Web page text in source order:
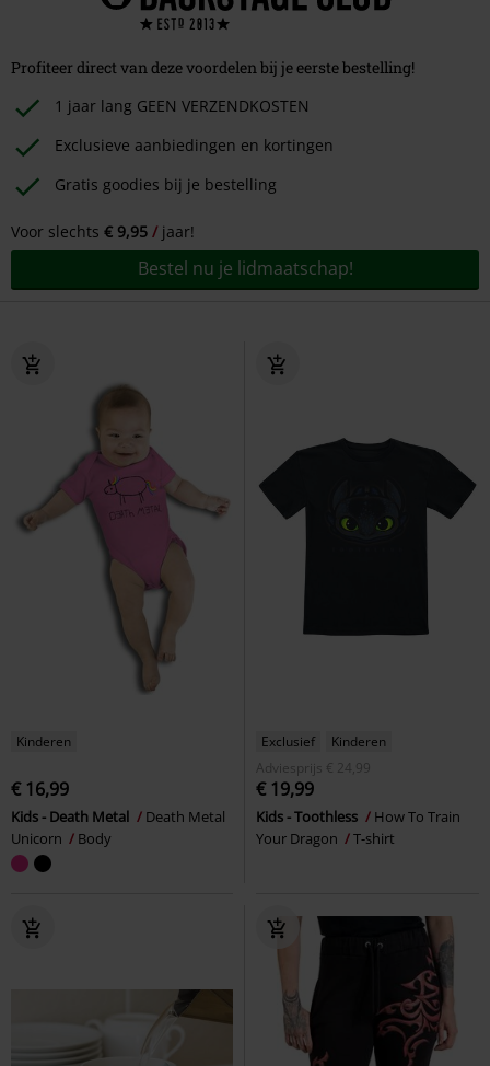
Profiteer direct van deze voordelen bij je eerste bestelling!
1 jaar lang GEEN VERZENDKOSTEN
Exclusieve aanbiedingen en kortingen
Gratis goodies bij je bestelling
Voor slechts € 9,95 jaar!
Bestel nu je lidmaatschap!
Kinderen
€ 16,99
Kids - Death Metal
Death Metal
Unicorn
Body
Exclusief
Kinderen
Adviesprijs
€ 24,99
€ 19,99
Kids - Toothless
How To Train
Your Dragon
T-shirt